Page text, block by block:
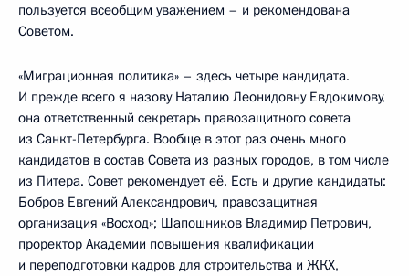
пользуется всеобщим уважением – и рекомендована
Советом.
«Миграционная политика» – здесь четыре кандидата.
И прежде всего я назову Наталию Леонидовну Евдокимову,
она ответственный секретарь правозащитного совета
из Санкт-Петербурга. Вообще в этот раз очень много
кандидатов в состав Совета из разных городов, в том числе
из Питера. Совет рекомендует её. Есть и другие кандидаты:
Бобров Евгений Александрович, правозащитная
организация «Восход»; Шапошников Владимир Петрович,
проректор Академии повышения квалификации
и переподготовки кадров для строительства и ЖКХ,